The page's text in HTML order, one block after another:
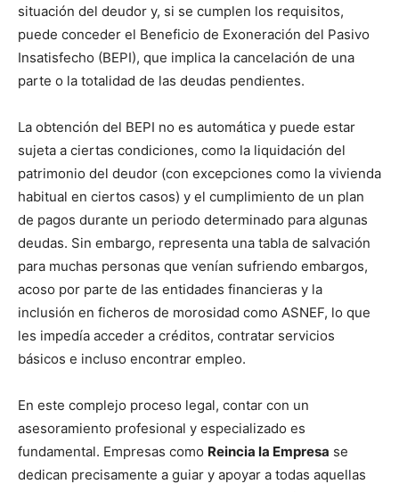
situación del deudor y, si se cumplen los requisitos,
puede conceder el Beneficio de Exoneración del Pasivo
Insatisfecho (BEPI), que implica la cancelación de una
parte o la totalidad de las deudas pendientes.
La obtención del BEPI no es automática y puede estar
sujeta a ciertas condiciones, como la liquidación del
patrimonio del deudor (con excepciones como la vivienda
habitual en ciertos casos) y el cumplimiento de un plan
de pagos durante un periodo determinado para algunas
deudas. Sin embargo, representa una tabla de salvación
para muchas personas que venían sufriendo embargos,
acoso por parte de las entidades financieras y la
inclusión en ficheros de morosidad como ASNEF, lo que
les impedía acceder a créditos, contratar servicios
básicos e incluso encontrar empleo.
En este complejo proceso legal, contar con un
asesoramiento profesional y especializado es
fundamental. Empresas como Reincia la Empresa se
dedican precisamente a guiar y apoyar a todas aquellas